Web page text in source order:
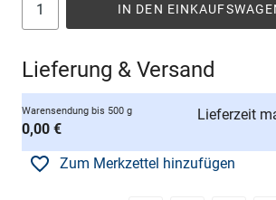
IN DEN
Lieferung & Versand
Warensendung bis 500 g
0,00 €
Lieferzeit
Zum Merkzettel hinzufügen